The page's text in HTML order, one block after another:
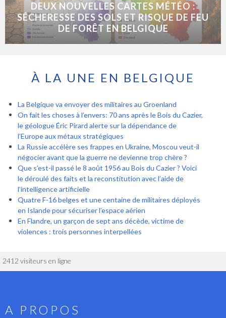
DEUX NOUVELLES CARTES MÉTÉO :
SÉCHERESSE DES SOLS ET RISQUE DE FEU
DE FORÊT EN BELGIQUE
À LA UNE EN BELGIQUE
La Belgique va envoyer des militaires au Groenland
On fait les choses à l’envers: 70 ans après le Bois du Cazier,
le géologue Éric Pirard alerte sur la dépendance de
l’Europe aux métaux stratégiques
La Russie accélère ses frappes en Ukraine, Moscou veut-il
négocier avant que la guerre ne devienne trop chère ?
Que s’est-il passé le 8 août 1956 au Bois du Cazier ? Voici
le déroulé des faits et la reconstitution avec l’aide de
l’intelligence artificielle
Quatre F-16 belges et une centaine de militaires déployés
en Islande pour sécuriser l’espace aérien
En Flandre, un garçon de sept ans décède, victime de
violences : trois personnes interpellées
2412 visiteurs en ligne
A PROPOS